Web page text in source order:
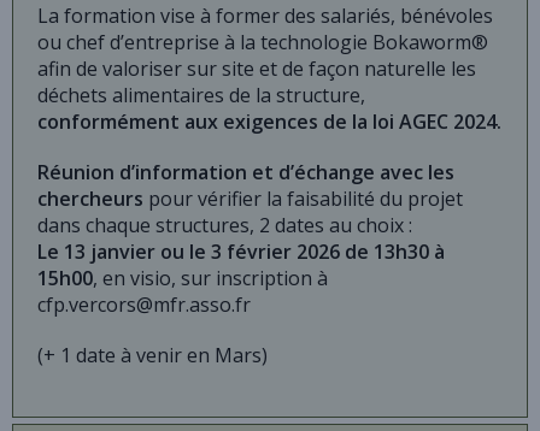
La formation vise à former des salariés, bénévoles
ou chef d’entreprise à la technologie Bokaworm®
afin de valoriser sur site et de façon naturelle les
déchets alimentaires de la structure,
conformément aux exigences de la loi AGEC 2024.
Réunion d’information et d’échange avec les
chercheurs pour vérifier la faisabilité du projet
dans chaque structures, 2 dates au choix :
Le 13 janvier ou le 3 février 2026 de 13h30 à
15h00, en visio, sur inscription à
cfp.vercors@mfr.asso.fr
(+ 1 date à venir en Mars)